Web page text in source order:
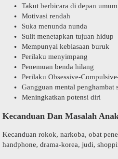
Takut berbicara di depan umum
Motivasi rendah
Suka menunda nunda
Sulit menetapkan tujuan hidup
Mempunyai kebiasaan buruk
Perilaku menyimpang
Penemuan benda hilang
Perilaku Obsessive-
Gangguan mental penghambat
Meningkatkan potensi diri
Kecanduan Dan Masalah
Kecanduan rokok, narkoba, obat
handphone, drama-korea, judi,